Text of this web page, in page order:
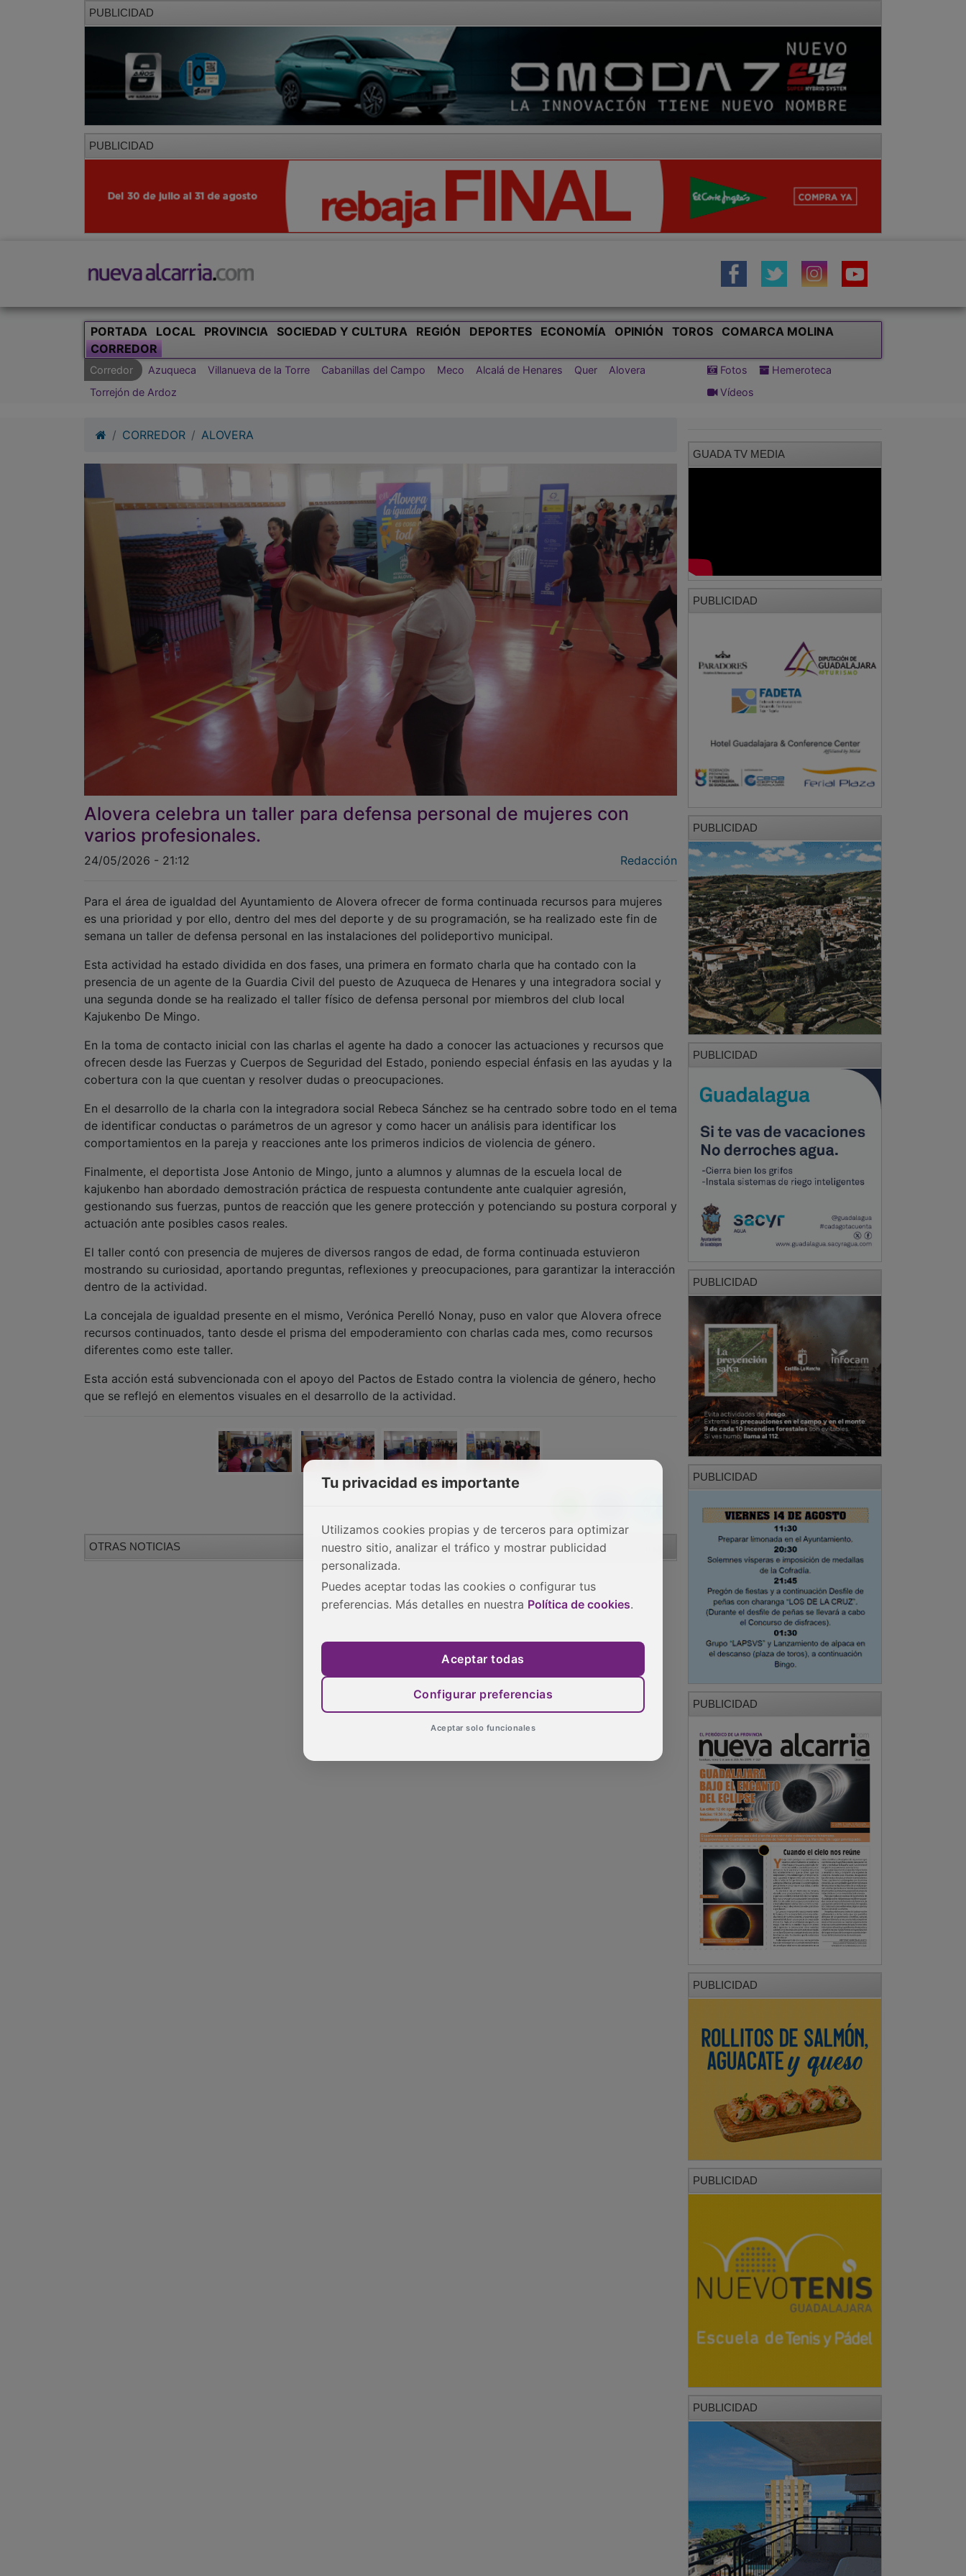
PUBLICIDAD
PUBLICIDAD
PORTADA LOCAL PROVINCIA SOCIEDAD Y CULTURA REGIÓN DEPORTES ECONOMÍA OPINIÓN TOROS
COMARCA MOLINA
CORREDOR
Corredor Azuqueca Villanueva de la Torre Cabanillas del Campo Meco Alcalá de Henares Quer
Alovera
Torrejón de Ardoz
Fotos
Hemeroteca
Vídeos
CORREDOR ALOVERA
Alovera celebra un taller para defensa personal de mujeres con
varios profesionales.
24/05/2026 - 21:12 Redacción
Para el área de igualdad del Ayuntamiento de Alovera ofrecer de forma continuada recursos para mujeres
es una prioridad y por ello, dentro del mes del deporte y de su programación, se ha realizado este fin de
semana un taller de defensa personal en las instalaciones del polideportivo municipal.
Esta actividad ha estado dividida en dos fases, una primera en formato charla que ha contado con la
presencia de un agente de la Guardia Civil del puesto de Azuqueca de Henares y una integradora social y
una segunda donde se ha realizado el taller físico de defensa personal por miembros del club local
Kajukenbo De Mingo.
En la toma de contacto inicial con las charlas el agente ha dado a conocer las actuaciones y recursos que
ofrecen desde las Fuerzas y Cuerpos de Seguridad del Estado, poniendo especial énfasis en las ayudas y la
cobertura con la que cuentan y resolver dudas o preocupaciones.
En el desarrollo de la charla con la integradora social Rebeca Sánchez se ha centrado sobre todo en el tema
de identificar conductas o parámetros de un agresor y como hacer un análisis para identificar los
comportamientos en la pareja y reacciones ante los primeros indicios de violencia de género.
Finalmente, el deportista Jose Antonio de Mingo, junto a alumnos y alumnas de la escuela local de
kajukenbo han abordado demostración práctica de respuesta contundente ante cualquier agresión,
gestionando sus fuerzas, puntos de reacción que les genere protección y potenciando su postura corporal y
actuación ante posibles casos reales.
El taller contó con presencia de mujeres de diversos rangos de edad, de forma continuada estuvieron
mostrando su curiosidad, aportando preguntas, reflexiones y preocupaciones, para garantizar la interacción
dentro de la actividad.
La concejala de igualdad presente en el mismo, Verónica Perelló Nonay, puso en valor que Alovera ofrece
recursos continuados, tanto desde el prisma del empoderamiento con charlas cada mes, como recursos
diferentes como este taller.
Esta acción está subvencionada con el apoyo del Pactos de Estado contra la violencia de género, hecho
que se reflejó en elementos visuales en el desarrollo de la actividad.
OTRAS NOTICIAS
GUADA TV MEDIA
PUBLICIDAD
PUBLICIDAD
PUBLICIDAD
PUBLICIDAD
PUBLICIDAD
PUBLICIDAD
PUBLICIDAD
PUBLICIDAD
PUBLICIDAD
Tu privacidad es importante
Utilizamos cookies propias y de terceros para optimizar
nuestro sitio, analizar el tráfico y mostrar publicidad
personalizada.
Puedes aceptar todas las cookies o configurar tus
preferencias. Más detalles en nuestra Política de cookies.
Aceptar todas
Configurar preferencias
Aceptar solo funcionales